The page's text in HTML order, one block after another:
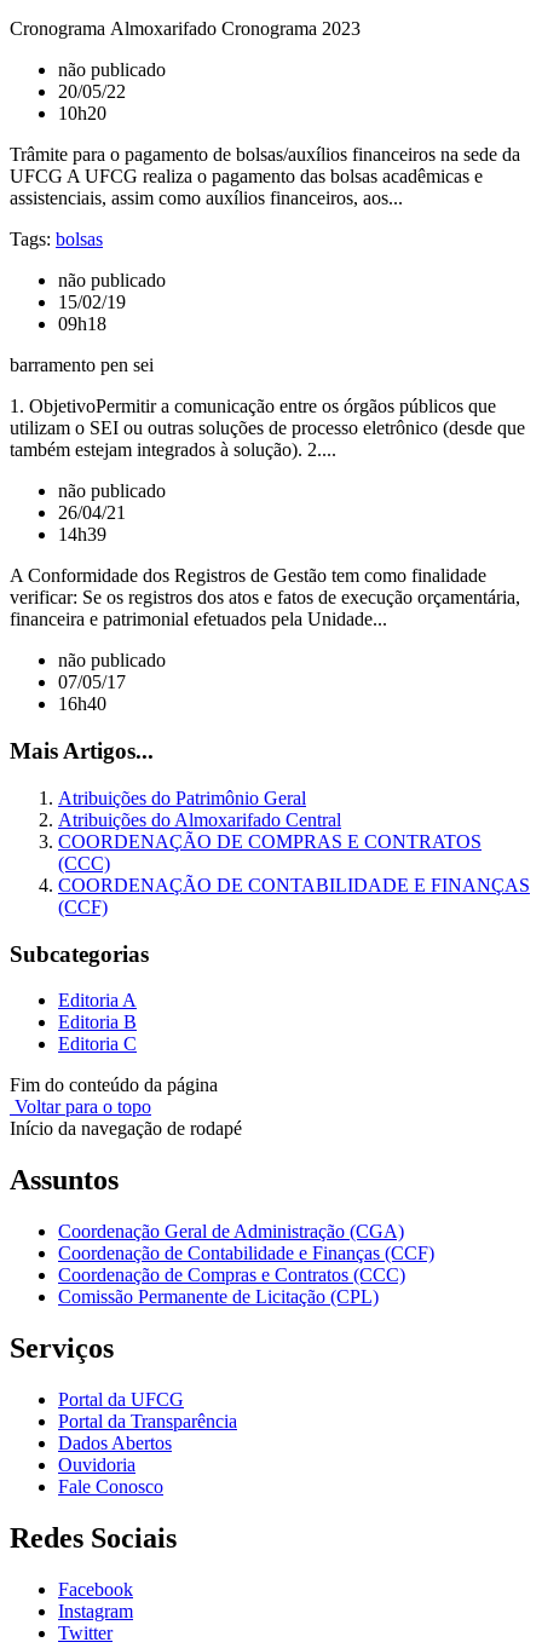
Cronograma Almoxarifado Cronograma 2023
não publicado
20/05/22
10h20
Trâmite para o pagamento de bolsas/auxílios financeiros na sede da
UFCG A UFCG realiza o pagamento das bolsas acadêmicas e
assistenciais, assim como auxílios financeiros, aos...
Tags: bolsas
não publicado
15/02/19
09h18
barramento pen sei
1. ObjetivoPermitir a comunicação entre os órgãos públicos que
utilizam o SEI ou outras soluções de processo eletrônico (desde que
também estejam integrados à solução). 2....
não publicado
26/04/21
14h39
A Conformidade dos Registros de Gestão tem como finalidade
verificar: Se os registros dos atos e fatos de execução orçamentária,
financeira e patrimonial efetuados pela Unidade...
não publicado
07/05/17
16h40
Mais Artigos...
Atribuições do Patrimônio Geral
Atribuições do Almoxarifado Central
COORDENAÇÃO DE COMPRAS E CONTRATOS
(CCC)
COORDENAÇÃO DE CONTABILIDADE E FINANÇAS
(CCF)
Subcategorias
Editoria A
Editoria B
Editoria C
Fim do conteúdo da página
Voltar para o topo
Início da navegação de rodapé
Assuntos
Coordenação Geral de Administração (CGA)
Coordenação de Contabilidade e Finanças (CCF)
Coordenação de Compras e Contratos (CCC)
Comissão Permanente de Licitação (CPL)
Serviços
Portal da UFCG
Portal da Transparência
Dados Abertos
Ouvidoria
Fale Conosco
Redes Sociais
Facebook
Instagram
Twitter